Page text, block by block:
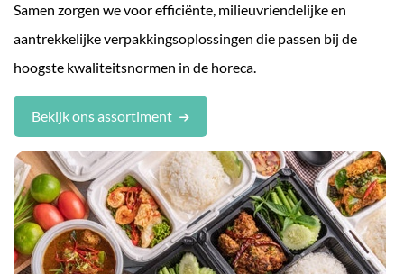
Samen zorgen we voor efficiënte, milieuvriendelijke en
aantrekkelijke verpakkingsoplossingen die passen bij de
hoogste kwaliteitsnormen in de horeca.
Bekijk ons assortiment